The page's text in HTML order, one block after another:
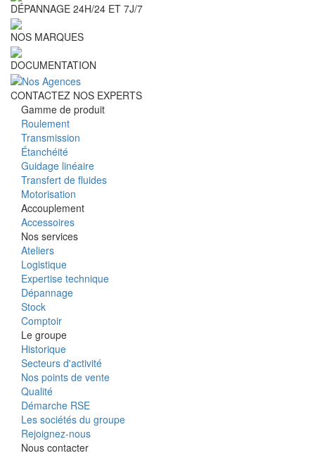
DÉPANNAGE 24H/24 ET 7J/7
NOS MARQUES
DOCUMENTATION
CONTACTEZ NOS EXPERTS
Gamme de produit
Roulement
Transmission
Étanchéité
Guidage linéaire
Transfert de fluides
Motorisation
Accouplement
Accessoires
Nos services
Ateliers
Logistique
Expertise technique
Dépannage
Stock
Comptoir
Le groupe
Historique
Secteurs d'activité
Nos points de vente
Qualité
Démarche RSE
Les sociétés du groupe
Rejoignez-nous
Nous contacter